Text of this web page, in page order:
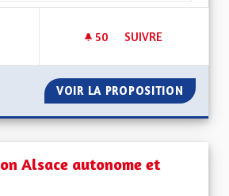
50 50 ABONNÉS
SUIVRE
VOIR LA PROPOSITION
Alsace autonome et